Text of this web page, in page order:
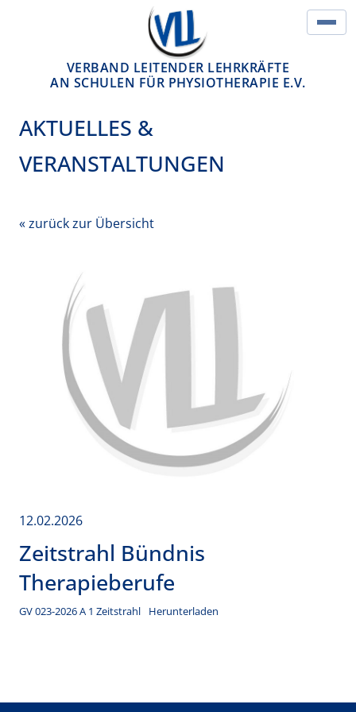
VERBAND LEITENDER LEHRKRÄFTE
AN SCHULEN FÜR PHYSIOTHERAPIE E.V.
AKTUELLES &
VERANSTALTUNGEN
« zurück zur Übersicht
12.02.2026
Zeitstrahl Bündnis
Therapieberufe
GV 023-2026 A 1 Zeitstrahl Herunterladen